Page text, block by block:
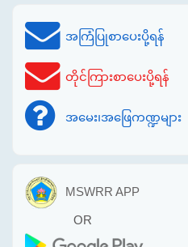
အကြံပြုစာပေးပို့ရန်
တိုင်ကြားစာပေးပို့ရန်
အမေး၊အဖြေကဏ္ဍများ
MSWRR APP
OR